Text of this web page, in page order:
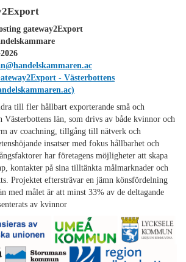
gateway2Export
- Västerbottens
till fler hållbart exporterande små och
Västerbottens län, som drivs av både kvinnor och
av coachning, tillgång till nätverk och
insatser med fokus hållbarhet och
har företagens möjligheter att skapa
kontakter på sina tilltänkta målmarknader och
Projektet eftersträvar en jämn könsfördelning
med målet är att minst 33% av de deltagande
av kvinnor